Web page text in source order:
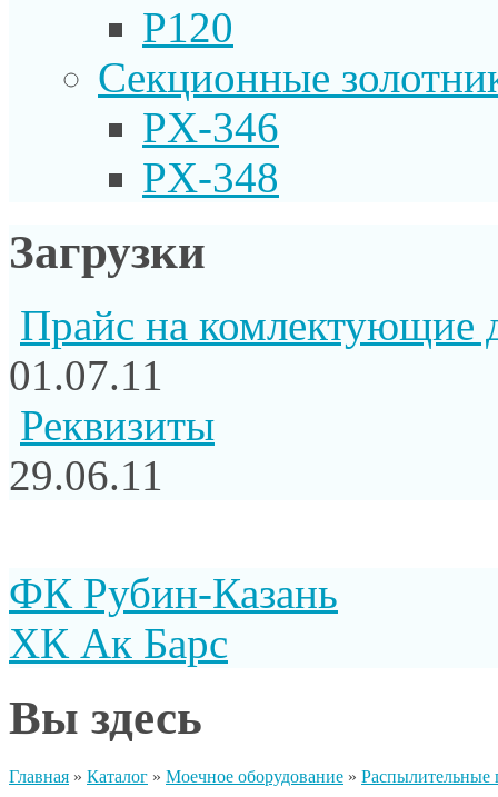
P120
Секционные
PX-346
PX-348
Загрузки
Прайс на комлектующие
01.07.11
Реквизиты
29.06.11
ФК Рубин-Казань
ХК Ак Барс
Вы здесь
Главная » Каталог » Моечное оборудование » Распылительные